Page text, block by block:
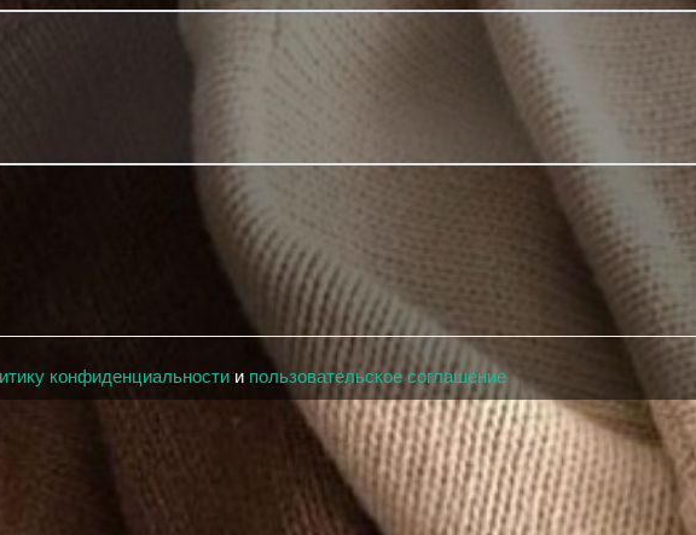
конфиденциальности и пользовательское соглашение